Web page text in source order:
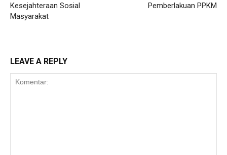
Kesejahteraan Sosial
Masyarakat
Pemberlakuan PPKM
LEAVE A REPLY